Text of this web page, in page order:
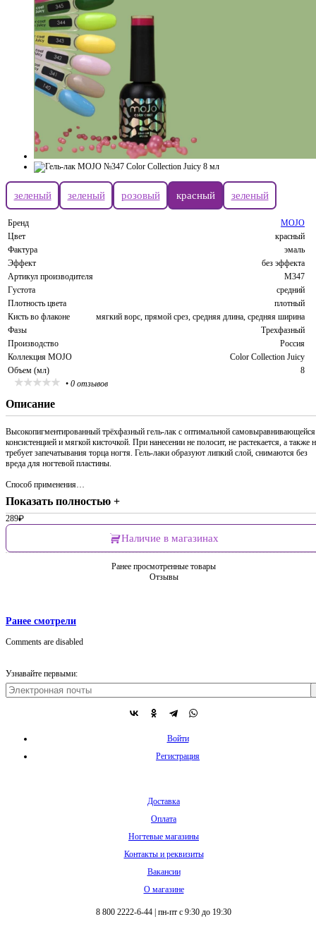
зеленый зеленый розовый красный зеленый
Бренд
MOJO
Цвет
красный
Фактура
эмаль
Эффект
без эффекта
Артикул производителя
M347
Густота
средний
Плотность цвета
плотный
Кисть во флаконе
мягкий ворс, прямой срез, средняя длина, средняя ширина
Фазы
Трехфазный
Производство
Россия
Коллекция MOJO
Color Collection Juicy
Объем (мл)
8
• 0 отзывов
Описание
Высокопигментированный трёхфазный гель-лак с оптимальной самовыравнивающейся
консистенцией и мягкой кисточкой. При нанесении не полосит, не растекается, а также
требует запечатывания торца ногтя. Гель-лаки образуют липкий слой, снимаются без
вреда для ногтевой пластины.
Способ применения…
Показать полностью +
289₽
Наличие в магазинах
Ранее просмотренные товары
Отзывы
Ранее смотрели
Comments are disabled
Узнавайте первыми:
Войти
Регистрация
Доставка
Оплата
Ногтевые магазины
Контакты и реквизиты
Вакансии
О магазине
8 800 2222-6-44 пн-пт с 9:30 до 19:30